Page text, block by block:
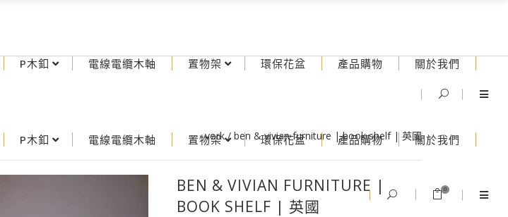
P木釦 電線電纜木軸 置物架 環保花盆 產品購物 關於我們
0
P木釦 電線電纜木軸 置物架 環保花盆 產品購物 關於我們
vork/ben & vivian furniture | book shelf | 英國
BEN & VIVIAN FURNITURE |
BOOK SHELF | 英國